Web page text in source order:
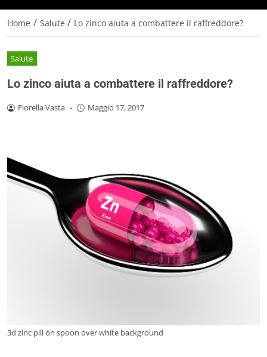
Home / Salute / Lo zinco aiuta a combattere il raffreddore?
Salute
Lo zinco aiuta a combattere il raffreddore?
Fiorella Vasta - Maggio 17, 2017
3d zinc pill on spoon over white background